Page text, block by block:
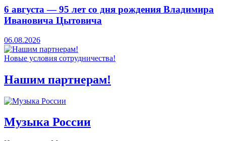
6 августа — 95 лет со дня рождения Владимира
Ивановича Цытовича
06.08.2026
Новые условия сотрудничества!
Нашим партнерам!
Музыка России